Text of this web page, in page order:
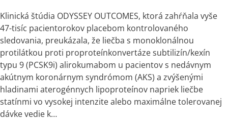
Klinická štúdia ODYSSEY OUTCOMES, ktorá zahŕňala vyše
47-tisíc pacientorokov placebom kontrolovaného
sledovania, preukázala, že liečba s monoklonálnou
protilátkou proti proproteínkonvertáze subtilizín/kexín
typu 9 (PCSK9i) alirokumabom u pacientov s nedávnym
akútnym koronárnym syndrómom (AKS) a zvýšenými
hladinami aterogénnych lipoproteínov napriek liečbe
statínmi vo vysokej intenzite alebo maximálne tolerovanej
dávke vedie k…